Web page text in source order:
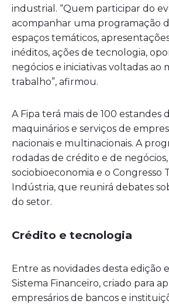
industrial. “Quem participar do
acompanhar uma programação
espaços temáticos,
inéditos, ações de tecnologia,
negócios e iniciativas voltadas ao
trabalho”, afirmou.
A Fipa terá mais de 100 estandes
maquinários e serviços de
nacionais e multinacionais. A
rodadas de crédito e de
sociobioeconomia e o Congresso
Indústria, que reunirá debates
do setor.
Crédito e tecnologia
Entre as novidades desta edição
Sistema Financeiro, criado para
empresários de bancos e